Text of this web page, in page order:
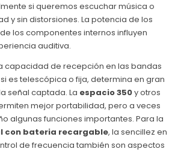
si queremos escuchar música o
y sin distorsiones. La potencia de los
los componentes internos influyen
auditiva.
capacidad de recepción en las bandas
si es telescópica o fija, determina en gran
señal captada. La espacio 350y otros
mejor portabilidad, pero a veces
algunas funciones importantes. Para la
bateria recargable, la sencillez en
de frecuencia también son aspectos